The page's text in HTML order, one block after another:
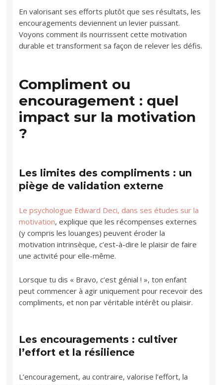
En valorisant ses efforts plutôt que ses résultats, les
encouragements deviennent un levier puissant.
Voyons comment ils nourrissent cette motivation
durable et transforment sa façon de relever les défis.
Compliment ou
encouragement : quel
impact sur la motivation
?
Les limites des compliments : un
piège de validation externe
Le psychologue Edward Deci, dans ses études sur la
motivation, explique que les récompenses externes
(y compris les louanges) peuvent éroder la
motivation intrinsèque, c’est-à-dire le plaisir de faire
une activité pour elle-même.
Lorsque tu dis « Bravo, c’est génial ! », ton enfant
peut commencer à agir uniquement pour recevoir des
compliments, et non par véritable intérêt ou plaisir.
Les encouragements : cultiver
l’effort et la résilience
L’encouragement, au contraire, valorise l’effort, la